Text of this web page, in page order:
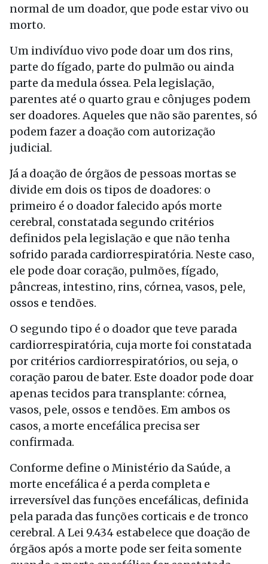
normal de um doador, que pode estar vivo ou
morto.
Um indivíduo vivo pode doar um dos rins,
parte do fígado, parte do pulmão ou ainda
parte da medula óssea. Pela legislação,
parentes até o quarto grau e cônjuges podem
ser doadores. Aqueles que não são parentes, só
podem fazer a doação com autorização
judicial.
Já a doação de órgãos de pessoas mortas se
divide em dois os tipos de doadores: o
primeiro é o doador falecido após morte
cerebral, constatada segundo critérios
definidos pela legislação e que não tenha
sofrido parada cardiorrespiratória. Neste caso,
ele pode doar coração, pulmões, fígado,
pâncreas, intestino, rins, córnea, vasos, pele,
ossos e tendões.
O segundo tipo é o doador que teve parada
cardiorrespiratória, cuja morte foi constatada
por critérios cardiorrespiratórios, ou seja, o
coração parou de bater. Este doador pode doar
apenas tecidos para transplante: córnea,
vasos, pele, ossos e tendões. Em ambos os
casos, a morte encefálica precisa ser
confirmada.
Conforme define o Ministério da Saúde, a
morte encefálica é a perda completa e
irreversível das funções encefálicas, definida
pela parada das funções corticais e de tronco
cerebral. A Lei 9.434 estabelece que doação de
órgãos após a morte pode ser feita somente